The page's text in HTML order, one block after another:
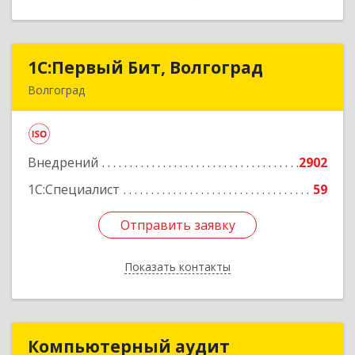
1С:Первый Бит, Волгоград
Волгоград
Внедрений
2902
1С:Специалист
59
Отправить заявку
Показать контакты
1С:Первый Бит, Волгоград
Подробнее
Отправить заявку
Назад
Компьютерный аудит
Компьютерный аудит